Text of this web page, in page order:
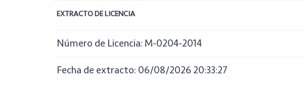
EXTRACTO DE LICENCIA
Número de Licencia: M-0204-2014
Fecha de extracto: 06/08/2026 20:33:27